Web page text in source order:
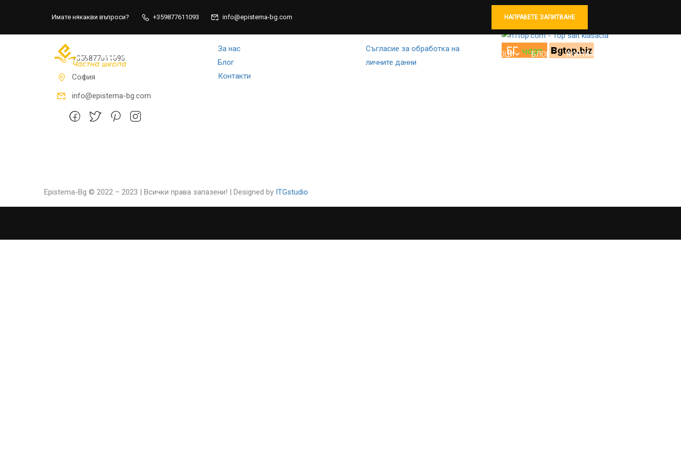
Имате някакви въпроси? +359877611093 info@epistema-bg.com НАПРАВЕТЕ ЗАПИТВАНЕ
ИНДИВИДУАЛНИ УРОЦИ БЛОГ КОНТАКТИ
+359877611093
София
info@epistema-bg.com
Страници
За нас
Блог
Контакти
Съгласие за обработка на
личните данни
Epistema-Bg © 2022 – 2023 | Всички права запазени! | Designed by ITGstudio